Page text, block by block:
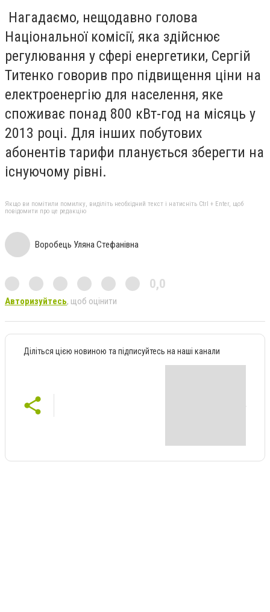
Нагадаємо, нещодавно голова
Національної комісії, яка здійснює
регулювання у сфері енергетики, Сергій
Титенко говорив про підвищення ціни на
електроенергію для населення, яке
споживає понад 800 кВт-год на місяць у
2013 році. Для інших побутових
абонентів тарифи планується зберегти на
існуючому рівні.
Якщо ви помітили помилку, виділіть необхідний текст і натисніть Ctrl + Enter, щоб
повідомити про це редакцію
Воробець Уляна Стефанівна
0,0
Авторизуйтесь, щоб оцінити
Діліться цією новиною та підписуйтесь на наші канали